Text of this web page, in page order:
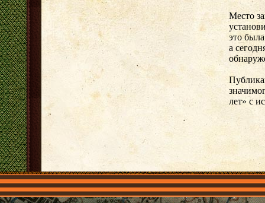
Место
это
а
лет» с
Главная Имена Общественные объединения Проекты